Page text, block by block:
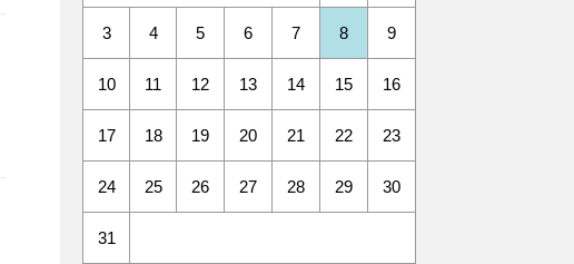
3 4 5 6 7 8 9
10 11 12 13 14 15 16
17 18 19 20 21 22 23
24 25 26 27 28 29 30
31